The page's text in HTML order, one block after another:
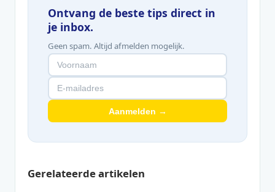
Ontvang de beste tips direct in
je inbox.
Geen spam. Altijd afmelden mogelijk.
Aanmelden →
Gerelateerde artikelen